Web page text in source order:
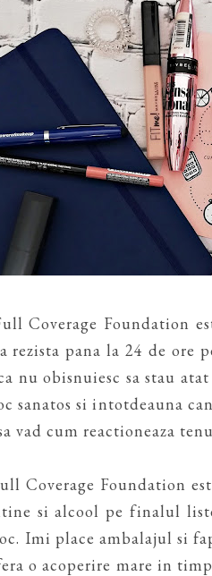
Coverage Foundation
rezista pana la 24 de ore
nu obisnuiesc sa stau
sanatos si intotdeauna
vad cum reactioneaza
Coverage Foundation
si alcool pe finalul
Imi place ambalajul si
o acoperire mare in